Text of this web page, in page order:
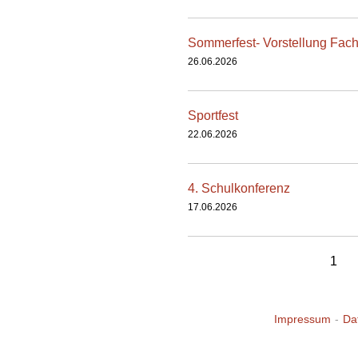
Sommerfest- Vorstellung
26.06.2026
Sportfest
22.06.2026
4. Schulkonferenz
17.06.2026
1
Impressum